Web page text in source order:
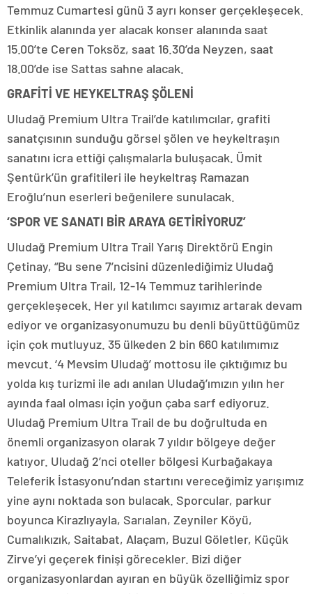
Temmuz Cumartesi günü 3 ayrı konser gerçekleşecek.
Etkinlik alanında yer alacak konser alanında saat
15.00’te Ceren Toksöz, saat 16.30’da Neyzen, saat
18.00’de ise Sattas sahne alacak.
GRAFİTİ VE HEYKELTRAŞ ŞÖLENİ
Uludağ Premium Ultra Trail’de katılımcılar, grafiti
sanatçısının sunduğu görsel şölen ve heykeltraşın
sanatını icra ettiği çalışmalarla buluşacak. Ümit
Şentürk’ün grafitileri ile heykeltraş Ramazan
Eroğlu’nun eserleri beğenilere sunulacak.
‘SPOR VE SANATI BİR ARAYA GETİRİYORUZ’
Uludağ Premium Ultra Trail Yarış Direktörü Engin
Çetinay, “Bu sene 7’ncisini düzenlediğimiz Uludağ
Premium Ultra Trail, 12-14 Temmuz tarihlerinde
gerçekleşecek. Her yıl katılımcı sayımız artarak devam
ediyor ve organizasyonumuzu bu denli büyüttüğümüz
için çok mutluyuz. 35 ülkeden 2 bin 660 katılımımız
mevcut. ‘4 Mevsim Uludağ’ mottosu ile çıktığımız bu
yolda kış turizmi ile adı anılan Uludağ’ımızın yılın her
ayında faal olması için yoğun çaba sarf ediyoruz.
Uludağ Premium Ultra Trail de bu doğrultuda en
önemli organizasyon olarak 7 yıldır bölgeye değer
katıyor. Uludağ 2’nci oteller bölgesi Kurbağakaya
Teleferik İstasyonu’ndan startını vereceğimiz yarışımız
yine aynı noktada son bulacak. Sporcular, parkur
boyunca Kirazlıyayla, Sarıalan, Zeyniler Köyü,
Cumalıkızık, Saitabat, Alaçam, Buzul Göletler, Küçük
Zirve’yi geçerek finişi görecekler. Bizi diğer
organizasyonlardan ayıran en büyük özelliğimiz spor